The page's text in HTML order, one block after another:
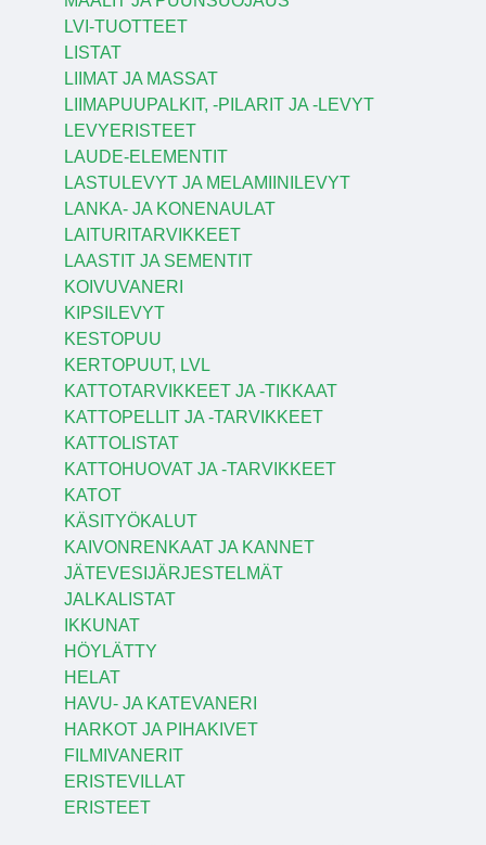
LVI-TUOTTEET
LISTAT
LIIMAT JA MASSAT
LIIMAPUUPALKIT, -PILARIT JA -LEVYT
LEVYERISTEET
LAUDE-ELEMENTIT
LASTULEVYT JA MELAMIINILEVYT
LANKA- JA KONENAULAT
LAITURITARVIKKEET
LAASTIT JA SEMENTIT
KOIVUVANERI
KIPSILEVYT
KESTOPUU
KERTOPUUT, LVL
KATTOTARVIKKEET JA -TIKKAAT
KATTOPELLIT JA -TARVIKKEET
KATTOLISTAT
KATTOHUOVAT JA -TARVIKKEET
KATOT
KÄSITYÖKALUT
KAIVONRENKAAT JA KANNET
JÄTEVESIJÄRJESTELMÄT
JALKALISTAT
IKKUNAT
HÖYLÄTTY
HELAT
HAVU- JA KATEVANERI
HARKOT JA PIHAKIVET
FILMIVANERIT
ERISTEVILLAT
ERISTEET